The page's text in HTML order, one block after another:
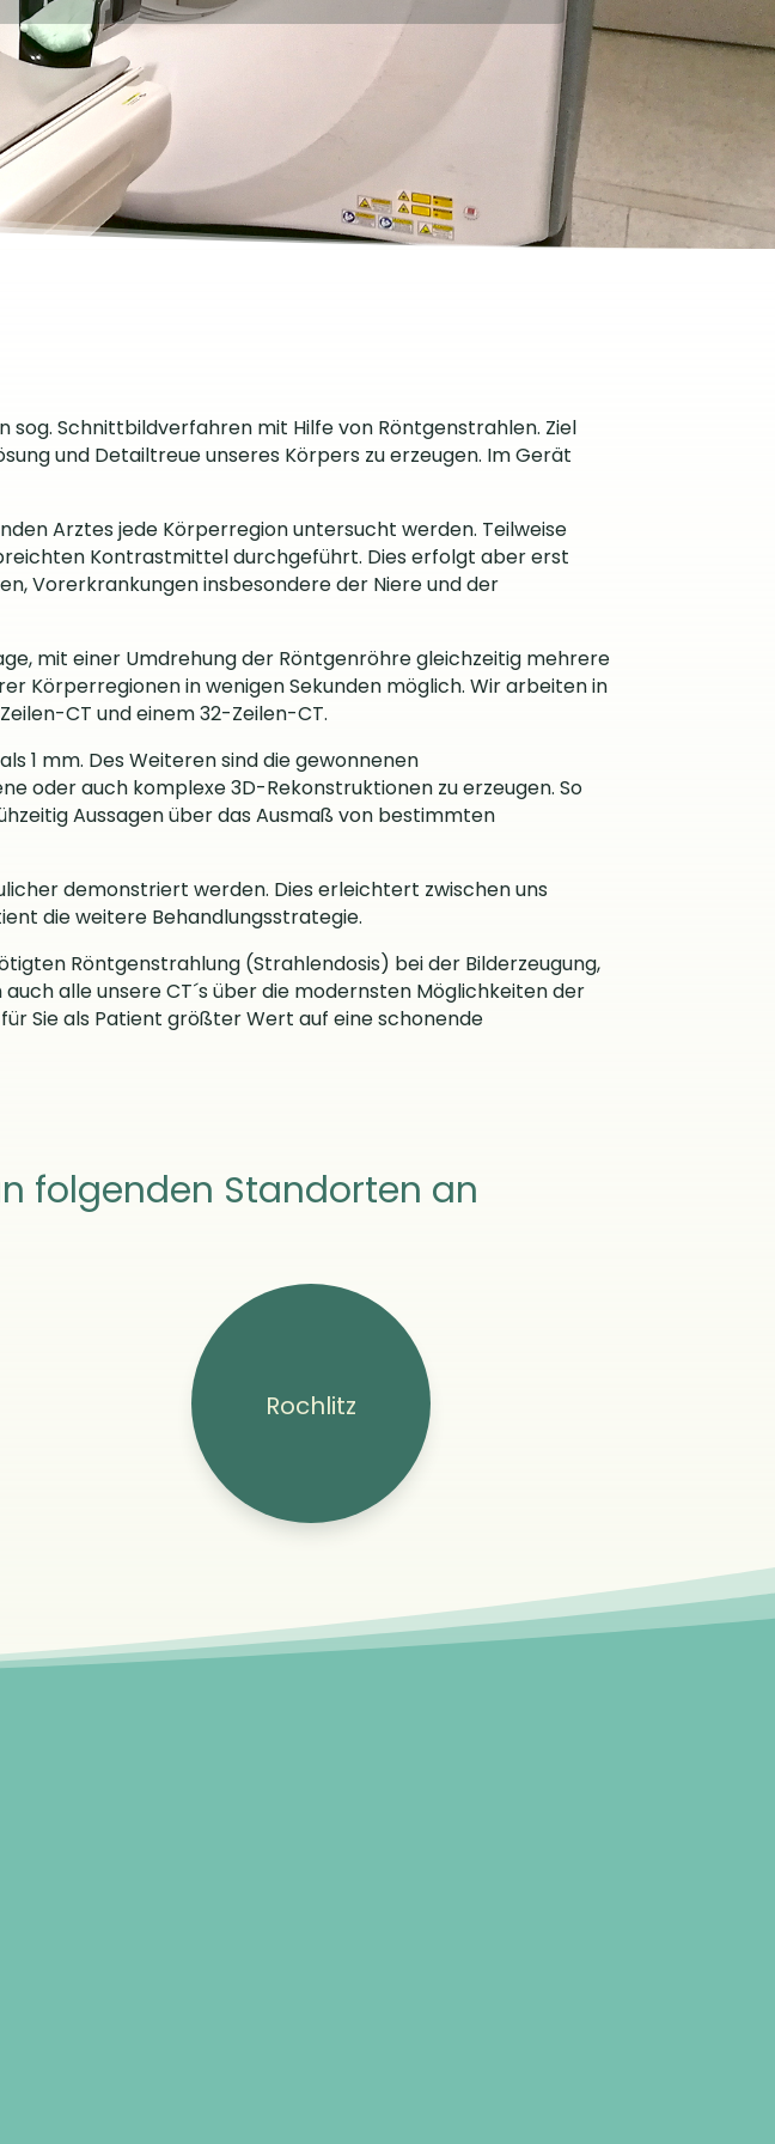
Schnittbildverfahren mit Hilfe von Röntgenstrahlen. Ziel
und Detailtreue unseres Körpers zu erzeugen. Im Gerät
Arztes jede Körperregion untersucht werden. Teilweise
Kontrastmittel durchgeführt. Dies erfolgt aber erst
Vorerkrankungen insbesondere der Niere und der
mit einer Umdrehung der Röntgenröhre gleichzeitig mehrere
Körperregionen in wenigen Sekunden möglich. Wir arbeiten in
CT und einem 32-Zeilen-CT.
1 mm. Des Weiteren sind die gewonnenen
oder auch komplexe 3D-Rekonstruktionen zu erzeugen. So
Aussagen über das Ausmaß von bestimmten
demonstriert werden. Dies erleichtert zwischen uns
die weitere Behandlungsstrategie.
Röntgenstrahlung (Strahlendosis) bei der Bilderzeugung,
alle unsere CT´s über die modernsten Möglichkeiten der
Sie als Patient größter Wert auf eine schonende
folgenden Standorten an
Rochlitz